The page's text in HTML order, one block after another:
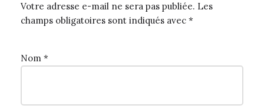
Votre adresse e-mail ne sera pas publiée. Les
champs obligatoires sont indiqués avec *
Nom *